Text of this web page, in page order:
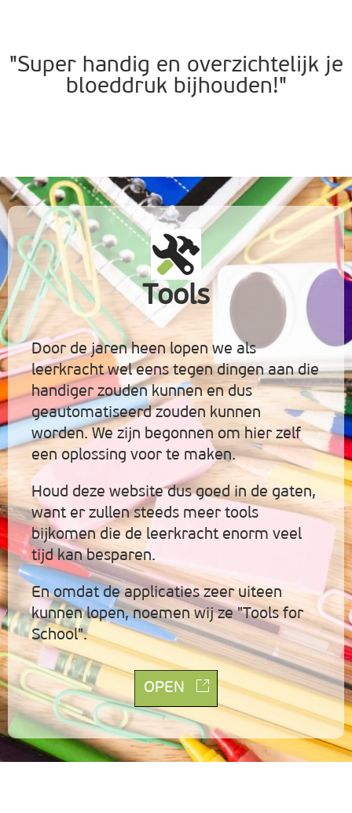
"Super handig en overzichtelijk je
bloeddruk bijhouden!"
Tools
Door de jaren heen lopen we als
leerkracht wel eens tegen dingen aan die
handiger zouden kunnen en dus
geautomatiseerd zouden kunnen
worden. We zijn begonnen om hier zelf
een oplossing voor te maken.
Houd deze website dus goed in de gaten,
want er zullen steeds meer tools
bijkomen die de leerkracht enorm veel
tijd kan besparen.
En omdat de applicaties zeer uiteen
kunnen lopen, noemen wij ze "Tools for
School".
OPEN